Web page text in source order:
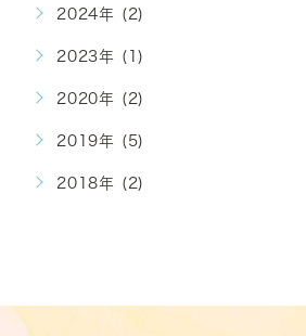
2024年 (2)
2023年 (1)
2020年 (2)
2019年 (5)
2018年 (2)